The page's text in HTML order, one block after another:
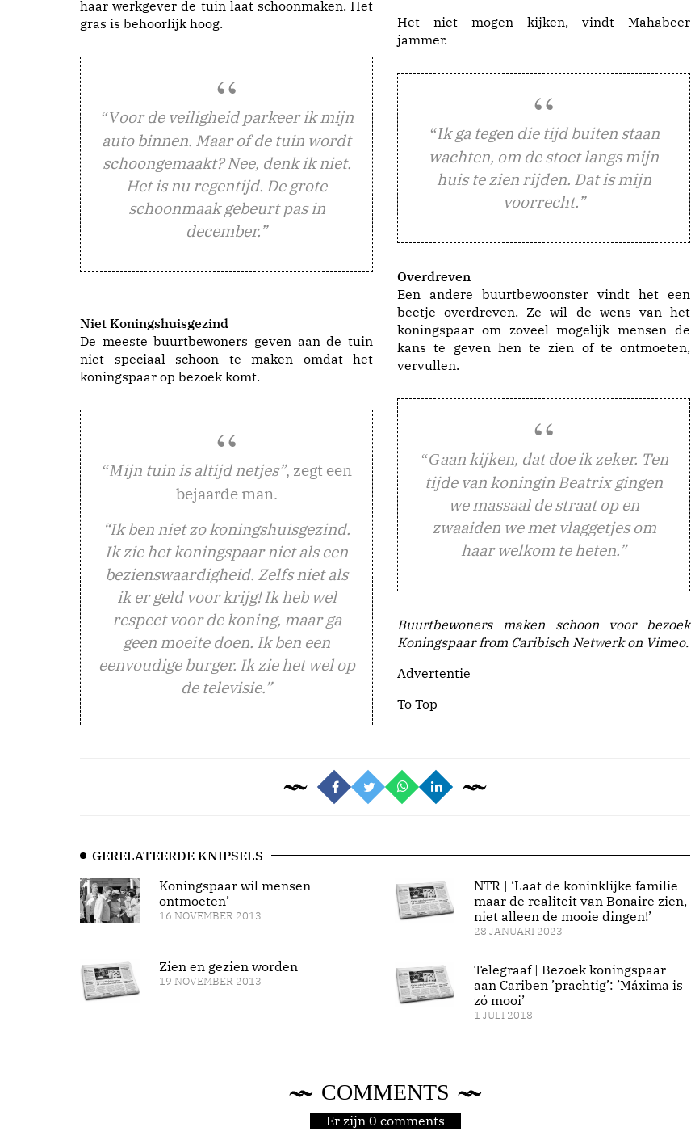
haar werkgever de tuin laat schoonmaken. Het
gras is behoorlijk hoog.
“Voor de veiligheid parkeer ik mijn
auto binnen. Maar of de tuin wordt
schoongemaakt? Nee, denk ik niet.
Het is nu regentijd. De grote
schoonmaak gebeurt pas in
december.”
Niet Koningshuisgezind
De meeste buurtbewoners geven aan de tuin
niet speciaal schoon te maken omdat het
koningspaar op bezoek komt.
“Mijn tuin is altijd netjes”, zegt een
bejaarde man.
“Ik ben niet zo koningshuisgezind.
Ik zie het koningspaar niet als een
bezienswaardigheid. Zelfs niet als
ik er geld voor krijg! Ik heb wel
respect voor de koning, maar ga
geen moeite doen. Ik ben een
eenvoudige burger. Ik zie het wel op
de televisie.”
Het niet mogen kijken, vindt Mahabeer
jammer.
“Ik ga tegen die tijd buiten staan
wachten, om de stoet langs mijn
huis te zien rijden. Dat is mijn
voorrecht.”
Overdreven
Een andere buurtbewoonster vindt het een
beetje overdreven. Ze wil de wens van het
koningspaar om zoveel mogelijk mensen de
kans te geven hen te zien of te ontmoeten,
vervullen.
“Gaan kijken, dat doe ik zeker. Ten
tijde van koningin Beatrix gingen
we massaal de straat op en
zwaaiden we met vlaggetjes om
haar welkom te heten.”
Buurtbewoners maken schoon voor bezoek
Koningspaar from Caribisch Netwerk on Vimeo.
Advertentie
To Top
GERELATEERDE KNIPSELS
Koningspaar wil mensen
ontmoeten’
16 NOVEMBER 2013
Zien en gezien worden
19 NOVEMBER 2013
NTR | ‘Laat de koninklijke familie
maar de realiteit van Bonaire zien,
niet alleen de mooie dingen!’
28 JANUARI 2023
Telegraaf | Bezoek koningspaar
aan Cariben ’prachtig’: ’Máxima is
zó mooi’
1 JULI 2018
COMMENTS
Er zijn 0 comments